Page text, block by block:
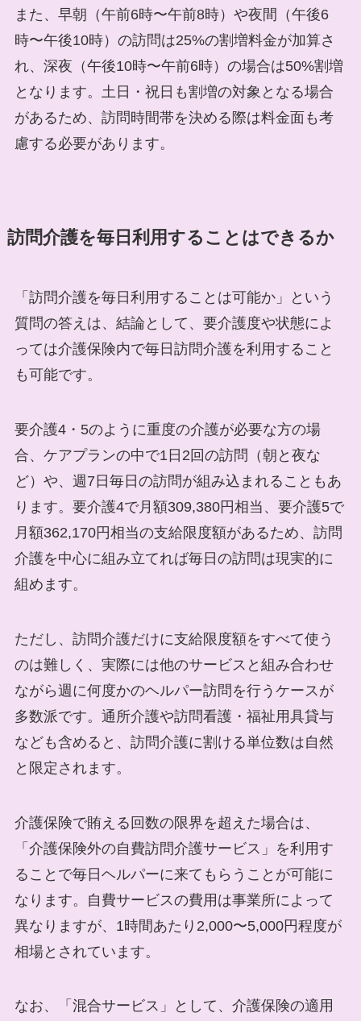
また、早朝（午前6時〜午前8時）や夜間（午後6
時〜午後10時）の訪問は25%の割増料金が加算さ
れ、深夜（午後10時〜午前6時）の場合は50%割増
となります。土日・祝日も割増の対象となる場合
があるため、訪問時間帯を決める際は料金面も考
慮する必要があります。
訪問介護を毎日利用することはできるか
「訪問介護を毎日利用することは可能か」という
質問の答えは、結論として、要介護度や状態によ
っては介護保険内で毎日訪問介護を利用すること
も可能です。
要介護4・5のように重度の介護が必要な方の場
合、ケアプランの中で1日2回の訪問（朝と夜な
ど）や、週7日毎日の訪問が組み込まれることもあ
ります。要介護4で月額309,380円相当、要介護5で
月額362,170円相当の支給限度額があるため、訪問
介護を中心に組み立てれば毎日の訪問は現実的に
組めます。
ただし、訪問介護だけに支給限度額をすべて使う
のは難しく、実際には他のサービスと組み合わせ
ながら週に何度かのヘルパー訪問を行うケースが
多数派です。通所介護や訪問看護・福祉用具貸与
なども含めると、訪問介護に割ける単位数は自然
と限定されます。
介護保険で賄える回数の限界を超えた場合は、
「介護保険外の自費訪問介護サービス」を利用す
ることで毎日ヘルパーに来てもらうことが可能に
なります。自費サービスの費用は事業所によって
異なりますが、1時間あたり2,000〜5,000円程度が
相場とされています。
なお、「混合サービス」として、介護保険の適用